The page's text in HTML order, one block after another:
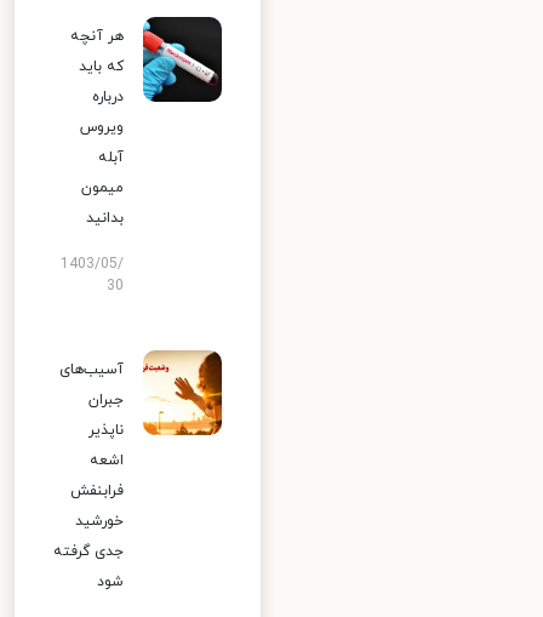
هر آنچه
که باید
درباره
ویروس
آبله
میمون
بدانید
1403/05/
30
آسیب‌های
جبران
ناپذیر
اشعه
فرابنفش
خورشید
جدی گرفته
شود